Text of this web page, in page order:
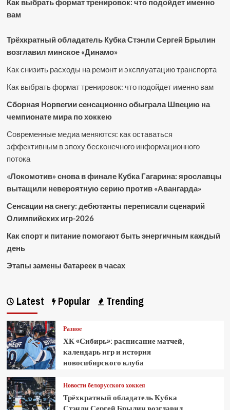
Как выбрать формат тренировок: что подойдет именно
вам
Трёхкратный обладатель Кубка Стэнли Сергей Брылин
возглавил минское «Динамо»
Как снизить расходы на ремонт и эксплуатацию транспорта
Как выбрать формат тренировок: что подойдет именно вам
Сборная Норвегии сенсационно обыграла Швецию на
чемпионате мира по хоккею
Современные медиа меняются: как оставаться
эффективным в эпоху бесконечного информационного
потока
«Локомотив» снова в финале Кубка Гагарина: ярославцы
вытащили невероятную серию против «Авангарда»
Сенсации на снегу: дебютанты переписали сценарий
Олимпийских игр-2026
Как спорт и питание помогают быть энергичным каждый
день
Этапы замены батареек в часах
Latest Popular Trending
Разное
ХК «Сибирь»: расписание матчей,
календарь игр и история
новосибирского клуба
Новости белорусского хоккея
Трёхкратный обладатель Кубка